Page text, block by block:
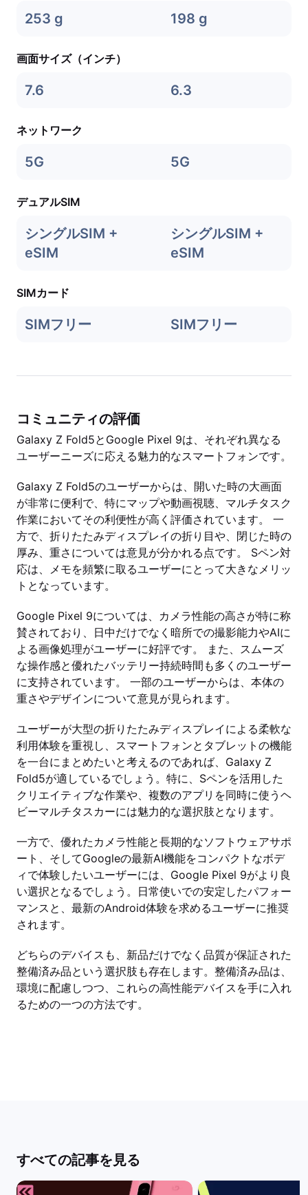
253 g 198 g
画面サイズ（インチ）
7.6 6.3
ネットワーク
5G 5G
デュアルSIM
シングルSIM +
eSIM
シングルSIM +
eSIM
SIMカード
SIMフリー SIMフリー
コミュニティの評価
Galaxy Z Fold5とGoogle Pixel 9は、それぞれ異なる
ユーザーニーズに応える魅力的なスマートフォンです。
Galaxy Z Fold5のユーザーからは、開いた時の大画面
が非常に便利で、特にマップや動画視聴、マルチタスク
作業においてその利便性が高く評価されています。 一
方で、折りたたみディスプレイの折り目や、閉じた時の
厚み、重さについては意見が分かれる点です。 Sペン対
応は、メモを頻繁に取るユーザーにとって大きなメリッ
トとなっています。
Google Pixel 9については、カメラ性能の高さが特に称
賛されており、日中だけでなく暗所での撮影能力やAIに
よる画像処理がユーザーに好評です。 また、スムーズ
な操作感と優れたバッテリー持続時間も多くのユーザー
に支持されています。 一部のユーザーからは、本体の
重さやデザインについて意見が見られます。
ユーザーが大型の折りたたみディスプレイによる柔軟な
利用体験を重視し、スマートフォンとタブレットの機能
を一台にまとめたいと考えるのであれば、Galaxy Z
Fold5が適しているでしょう。特に、Sペンを活用した
クリエイティブな作業や、複数のアプリを同時に使うヘ
ビーマルチタスカーには魅力的な選択肢となります。
一方で、優れたカメラ性能と長期的なソフトウェアサポ
ート、そしてGoogleの最新AI機能をコンパクトなボデ
ィで体験したいユーザーには、Google Pixel 9がより良
い選択となるでしょう。日常使いでの安定したパフォー
マンスと、最新のAndroid体験を求めるユーザーに推奨
されます。
どちらのデバイスも、新品だけでなく品質が保証された
整備済み品という選択肢も存在します。整備済み品は、
環境に配慮しつつ、これらの高性能デバイスを手に入れ
るための一つの方法です。
すべての記事を見る